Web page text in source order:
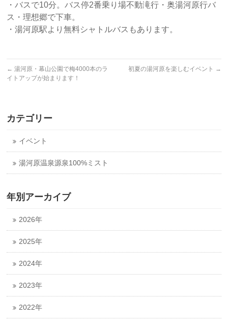
・バスで10分。バス停2番乗り場不動滝行・奥湯河原行バ
ス・理想郷で下車。
・湯河原駅より無料シャトルバスもあります。
← 湯河原・幕山公園で梅4000本のラ
イトアップが始まります！
初夏の湯河原を楽しむイベント →
カテゴリー
イベント
湯河原温泉源泉100%ミスト
年別アーカイブ
2026年
2025年
2024年
2023年
2022年